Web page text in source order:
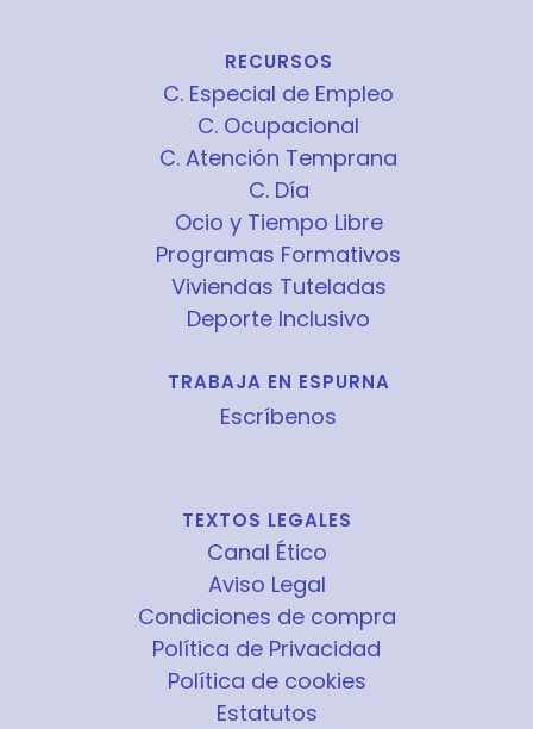
RECURSOS
C. Especial de Empleo
C. Ocupacional
C. Atención Temprana
C. Día
Ocio y Tiempo Libre
Programas Formativos
Viviendas Tuteladas
Deporte Inclusivo
TRABAJA EN ESPURNA
Escríbenos
TEXTOS LEGALES
Canal Ético
Aviso Legal
Condiciones de compra
Política de Privacidad
Política de cookies
Estatutos